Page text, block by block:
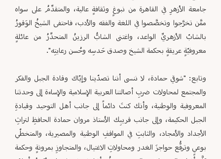
جامعة الأزهرِ في القاهرة من نبوغٍ وثقافةٍ عالية، والمتقدِّمُ على سواه
ممَّن تخرَّجوا وتخصَّصوا في اللغة والفقه والأدب، فاحتفى الشيخُ الوَقورُ
بالشابّ الأزهريِّ الواعد، واغتنى الشابُّ الرزينُ المتحدِّرُ من عائلةٍ
معروفيّةٍ عريقةٍ بحكمة الشيخ وصدق حَدسِه وحُسن رعايتِه".
وتابع: "شوقي حمادة، لا ننسى أننا تصدّينا وإيّاك وقادة الجبل والفكر
والمجتمع لمحاولات ضربِ أصالتنا العربية الإسلامية والإساءة إلى وحدتنا
المعروفية والوطنية، وأنك كنتَ دائماً إلى جانب أهل التوحيد وقيادةِ
الجبل الحكيمة، وإلى جانب قريبِك الأستاذ مروان حمادة الحافظِ لتراثِ
الأجداد والأمجاد، والثابتِ في المواقفِ الوطنية والمصيرية، والمتخطّي
بوعيٍ وترفُّع حواجزَ الغدر ومحاولاتِ الاغتيال، والمتجاوزِ بمرونةٍ وحكمة